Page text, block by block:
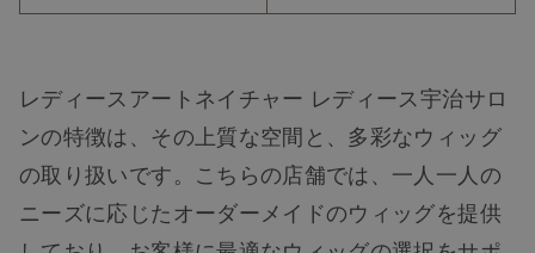
レディースアートネイチャー レディース宇治サロ
ンの特徴は、その上質な空間と、多彩なウィッグ
の取り扱いです。こちらの店舗では、一人一人の
ニーズに応じたオーダーメイドのウィッグを提供